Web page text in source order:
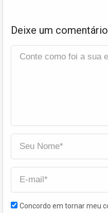
Deixe um comentário
Concordo em tornar meu